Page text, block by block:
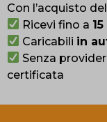
Con l’acquisto
Ricevi fino a
Caricabili in
Senza
certificata